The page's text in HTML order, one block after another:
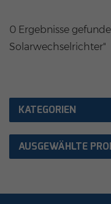
0 Ergebnisse
Solarwechselrichter"
KATEGORIEN
AUSGEWÄHLTE